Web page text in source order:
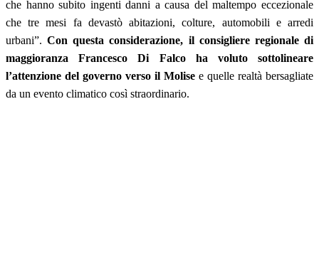
che hanno subito ingenti danni a causa del maltempo eccezionale
che tre mesi fa devastò abitazioni, colture, automobili e arredi
urbani”.Con questa considerazione, il consigliere regionale di
maggioranza Francesco Di Falco ha voluto sottolineare
l’attenzione del governo verso il Molise e quelle realtà bersagliate
da un evento climatico così straordinario.